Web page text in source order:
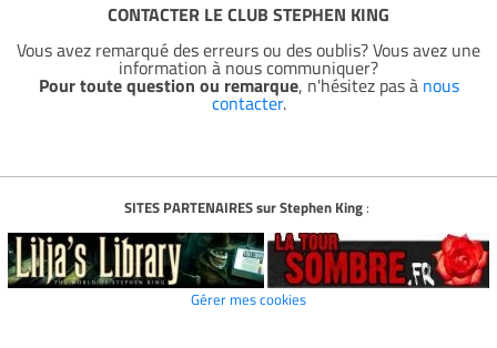
CONTACTER LE CLUB STEPHEN KING
Vous avez remarqué des erreurs ou des oublis? Vous avez une
information à nous communiquer?
Pour toute question ou remarque, n'hésitez pas à nous
contacter.
SITES PARTENAIRES sur Stephen King:
Gérer mes cookies